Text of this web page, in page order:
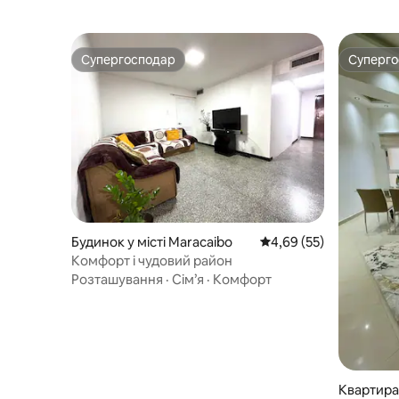
Супергосподар
Супергосподар
Будинок у місті Maracaibo Середня оцінка: 4,69
4,69 (55)
Комфорт і чудовий район
Розташування · Сім’я · Комфорт